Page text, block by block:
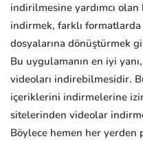
indirilmesine yardımcı
indirmek, farklı
dosyalarına dönüştürmek
Bu uygulamanın en iyi
videoları indirebilmesidir.
içeriklerini indirmelerine
sitelerinden videolar
Böylece hemen her